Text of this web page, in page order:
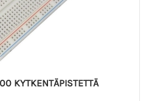
KYTKENTÄPISTETTÄ